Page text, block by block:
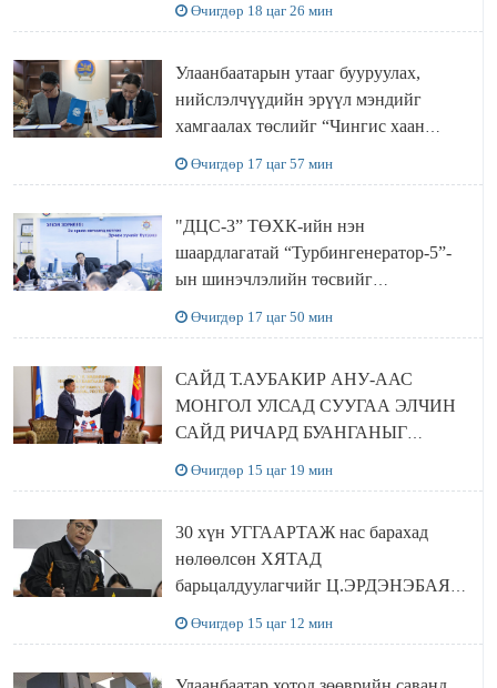
Өчигдөр 18 цаг 26 мин
Улаанбаатарын утааг бууруулах,
нийслэлчүүдийн эрүүл мэндийг
хамгаалах төслийг “Чингис хаан
Өчигдөр 17 цаг 57 мин
"ДЦС-3” ТӨХК-ийн нэн
шаардлагатай “Турбингенератор-5”-
ын шинэчлэлийн төсвийг
Өчигдөр 17 цаг 50 мин
САЙД Т.АУБАКИР АНУ-ААС
МОНГОЛ УЛСАД СУУГАА ЭЛЧИН
САЙД РИЧАРД БУАНГАНЫГ
Өчигдөр 15 цаг 19 мин
30 хүн УГГААРТАЖ нас барахад
нөлөөлсөн ХЯТАД
барьцалдуулагчийг Ц.ЭРДЭНЭБАЯР
Өчигдөр 15 цаг 12 мин